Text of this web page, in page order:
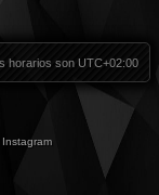
horarios son UTC+02:00
Instagram